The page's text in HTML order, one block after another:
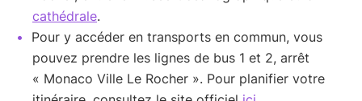
cathédrale.
Pour y accéder en transports en commun, vous
pouvez prendre les lignes de bus 1 et 2, arrêt
« Monaco Ville Le Rocher ». Pour planifier votre